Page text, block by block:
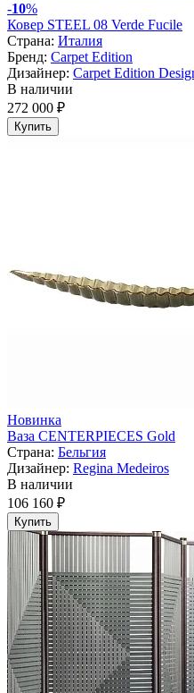
-10%
Ковер STEEL 08 Verde Fucile
Страна: Италия
Бренд: Carpet Edition
Дизайнер: Carpet Edition
В наличии
272 000 ₽
Купить
Новинка
Ваза CENTERPIECES Gold
Страна: Бельгия
Дизайнер: Regina Medeiros
В наличии
106 160 ₽
Купить